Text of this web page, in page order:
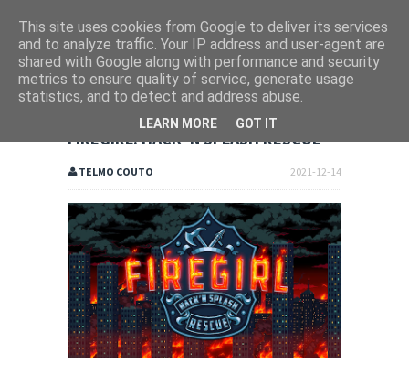
FIREGIRL: HACK 'N SPLASH RESCUE
2021-12-14
TELMO COUTO
This site uses cookies from Google to deliver its services
and to analyze traffic. Your IP address and user-agent are
shared with Google along with performance and security
metrics to ensure quality of service, generate usage
statistics, and to detect and address abuse.
LEARN MORE GOT IT